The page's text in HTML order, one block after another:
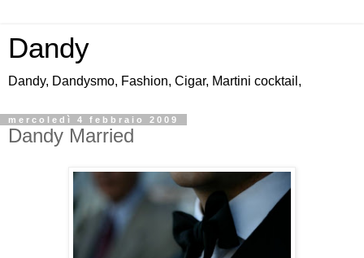
Dandy
Dandy, Dandysmo, Fashion, Cigar, Martini cocktail,
mercoledì 4 febbraio 2009
Dandy Married